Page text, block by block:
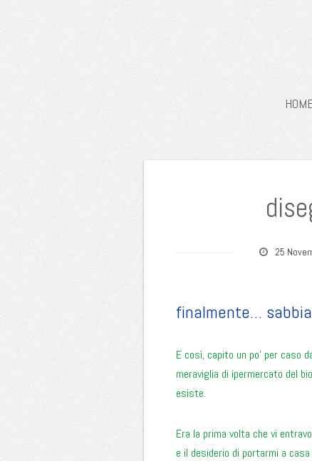
25
finalmente… sabbia
E così, capito un po’ per caso
meraviglia di ipermercato del
esiste.
Era la prima volta che vi
e il desiderio di portarmi a